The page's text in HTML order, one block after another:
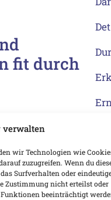
verwalten
wir Technologien wie
zuzugreifen. Wenn du
Surfverhalten oder
Zustimmung nicht erteilst oder
beeinträchtigt
fit durch
Fitness